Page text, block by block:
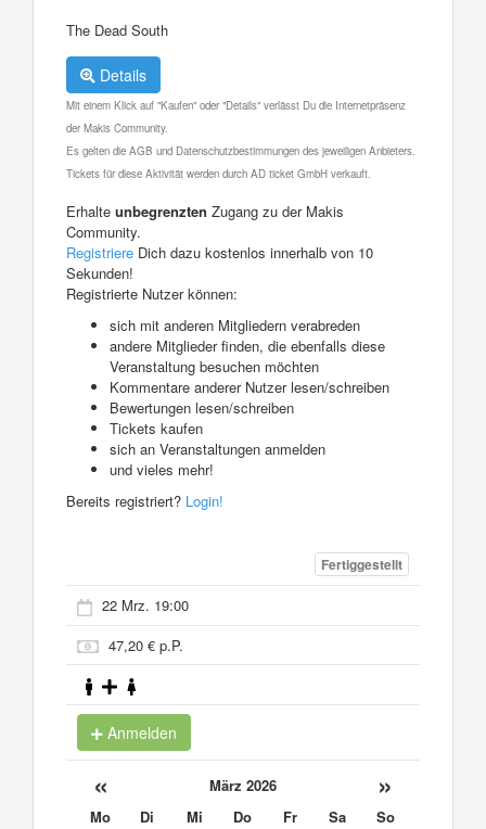
The Dead South
Details
Mit einem Klick auf "Kaufen" oder "Details" verlässt Du die Internetpräsenz
der Makis Community.
Es gelten die AGB und Datenschutzbestimmungen des jeweiligen Anbieters.
Tickets für diese Aktivität werden durch AD ticket GmbH verkauft.
Erhalte unbegrenzten Zugang zu der Makis
Community.
Registriere Dich dazu kostenlos innerhalb von 10
Sekunden!
Registrierte Nutzer können:
sich mit anderen Mitgliedern verabreden
andere Mitglieder finden, die ebenfalls diese
Veranstaltung besuchen möchten
Kommentare anderer Nutzer lesen/schreiben
Bewertungen lesen/schreiben
Tickets kaufen
sich an Veranstaltungen anmelden
und vieles mehr!
Bereits registriert? Login!
Fertiggestellt
22 Mrz. 19:00
47,20 € p.P.
Anmelden
« März 2026 »
Mo Di Mi Do Fr Sa
So